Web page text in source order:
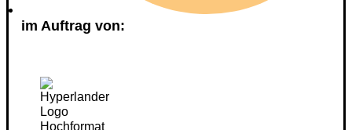
im Auftrag von: